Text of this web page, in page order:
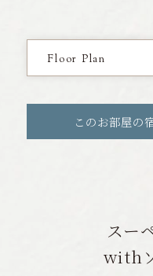
Floor Plan
このお部屋の
スー
with